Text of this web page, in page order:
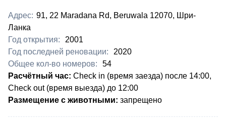
Адрес: 91, 22 Maradana Rd, Beruwala 12070, Шри-
Ланка
Год открытия:
2001
Год последней реновации:
2020
Общее кол-во номеров:
54
​Расчётный час: Check in (время заезда) после 14:00,
Check out (время выезда) до 12:00
Размещение с животными: запрещено